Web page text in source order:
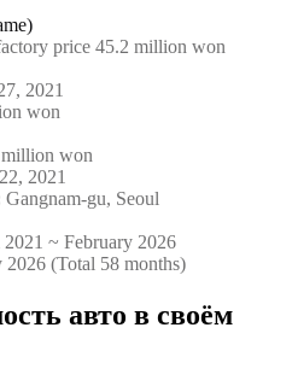
price 45.2 million won
2021
won
won
2021
Gangnam-gu, Seoul
~ February 2026
(Total 58 months)
авто в своём